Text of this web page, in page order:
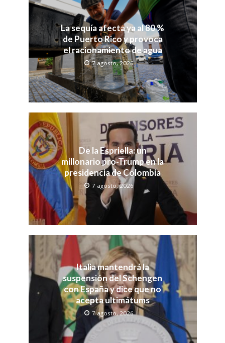
La sequía afecta ya al 80 %
de Puerto Rico y provoca
el racionamiento de agua
7 agosto, 2026
De la Espriella: un
millonario pro-Trump en la
presidencia de Colombia
7 agosto, 2026
Italia mantendrá la
suspensión del Schengen
con España y dice que no
acepta ultimátums
7 agosto, 2026